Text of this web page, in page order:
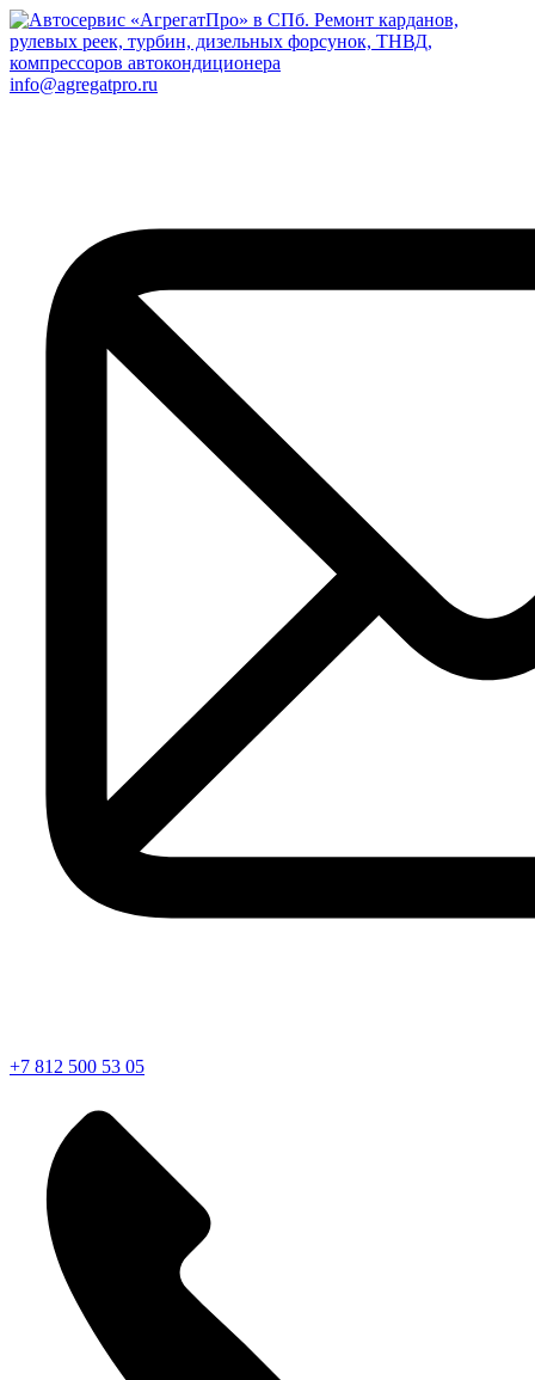
info@agregatpro.ru
+7 812 500 53 05